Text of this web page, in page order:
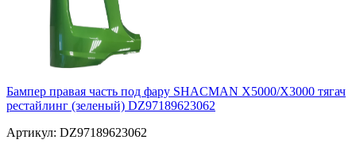
Бампер правая часть под фару SHACMAN X5000/X3000 тягач
рестайлинг (зеленый) DZ97189623062
Артикул: DZ97189623062